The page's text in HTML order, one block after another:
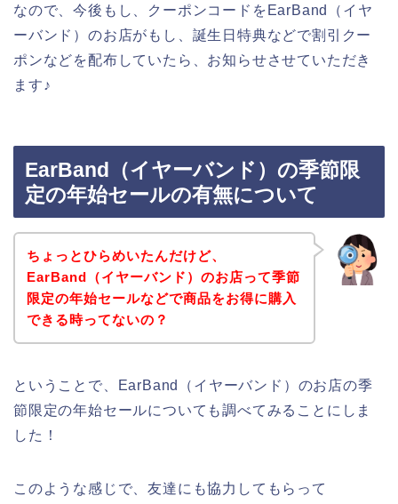
なので、今後もし、クーポンコードをEarBand（イヤ
ーバンド）のお店がもし、誕生日特典などで割引クー
ポンなどを配布していたら、お知らせさせていただき
ます♪
EarBand（イヤーバンド）の季節限
定の年始セールの有無について
ちょっとひらめいたんだけど、
EarBand（イヤーバンド）のお店って季節
限定の年始セールなどで商品をお得に購入
できる時ってないの？
ということで、EarBand（イヤーバンド）のお店の季
節限定の年始セールについても調べてみることにしま
した！
このような感じで、友達にも協力してもらって